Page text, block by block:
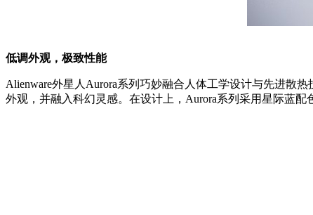
低调外观，极致性能
Alienware外星人Aurora系列巧妙融合人体工学设计与先进散
外观，并融入科幻灵感。在设计上，Aurora系列采用星际蓝